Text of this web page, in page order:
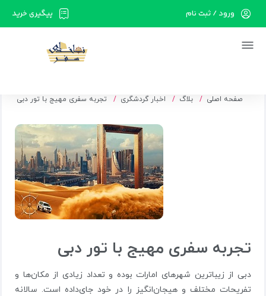
در حال حاضر ارتباط با سرور قطع می باشد لطفا
پیگیری خرید ورود / ثبت نام
صفحه اصلی بلاگ اخبار گردشگری تجربه سفری مهیج با تور دبی
تجربه سفری مهیج با تور دبی
دبی از زیباترین شهرهای امارات بوده و تعداد زیادی از مکان‌ها و
تفریحات مختلف و هیجان‌انگیز را در خود جای‌داده است. سالانه